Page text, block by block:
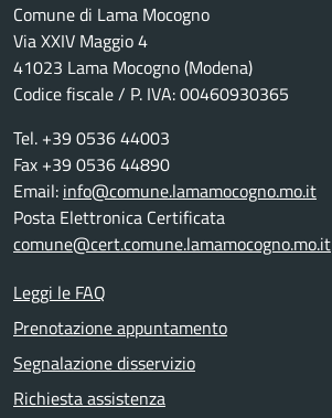
Comune di Lama Mocogno
Via XXIV Maggio 4
41023 Lama Mocogno (Modena)
Codice fiscale / P. IVA: 00460930365
Tel. +39 0536 44003
Fax +39 0536 44890
Email: info@comune.lamamocogno.mo.it
Posta Elettronica Certificata
comune@cert.comune.lamamocogno.mo.it
Leggi le FAQ
Prenotazione appuntamento
Segnalazione disservizio
Richiesta assistenza